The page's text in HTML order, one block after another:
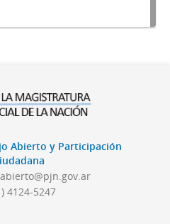
Abierto y Participación
4124-5247